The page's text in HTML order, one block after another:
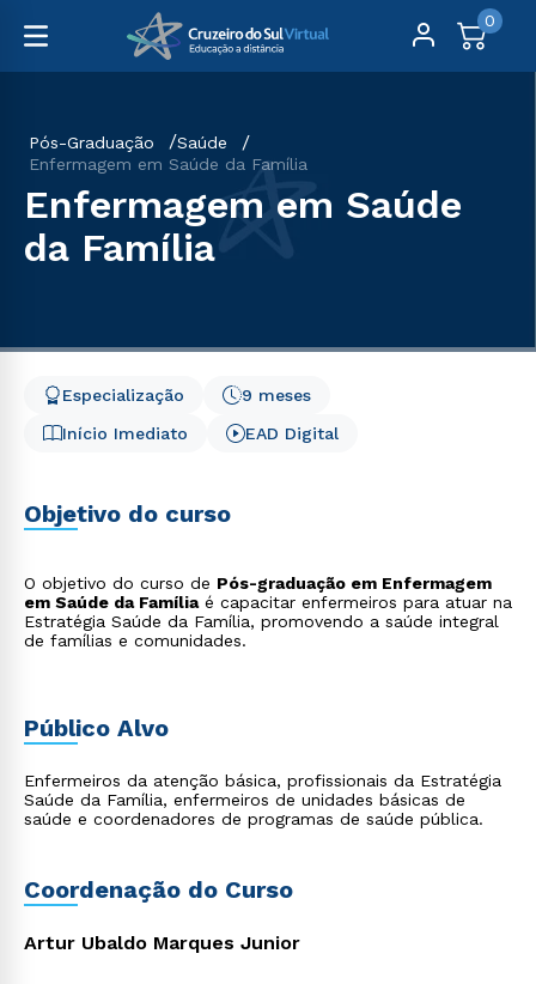
0
Pós-Graduação
Saúde
Enfermagem em Saúde da Família
Enfermagem em Saúde
da Família
Início Imediato
9 meses
Especialização
EAD Digital
Objetivo do curso
O objetivo do curso de Pós-graduação em Enfermagem
em Saúde da Famíliaé capacitar enfermeiros para atuar na
Estratégia Saúde da Família, promovendo a saúde integral
de famílias e comunidades.
Público Alvo
Enfermeiros da atenção básica, profissionais da Estratégia
Saúde da Família, enfermeiros de unidades básicas de
saúde e coordenadores de programas de saúde pública.
Coordenação do Curso
Artur Ubaldo Marques Junior